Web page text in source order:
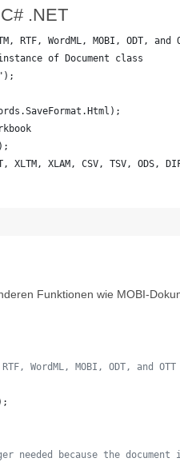
.NET
RTF, WordML, MOBI, ODT,
of Document class
XLTM, XLAM, CSV, TSV, ODS,
Funktionen wie MOBI-
RTF, WordML, MOBI, ODT, and
;
because the document